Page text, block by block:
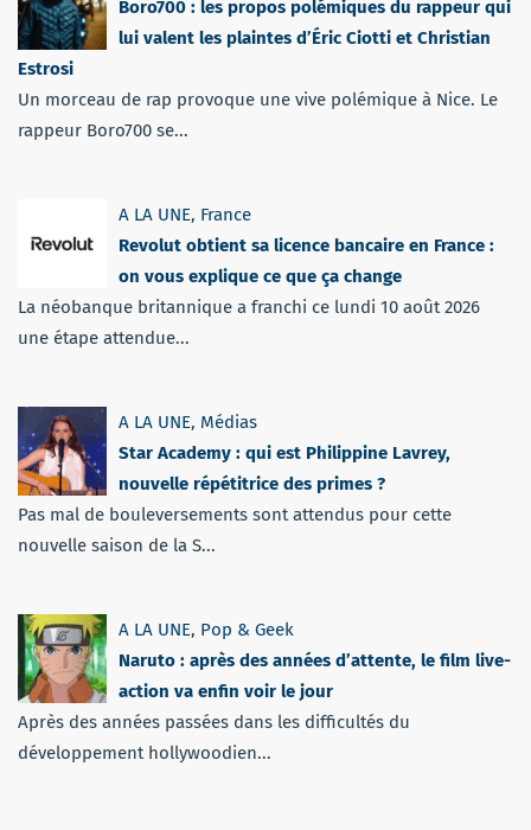
Boro700 : les propos polémiques du rappeur qui
lui valent les plaintes d’Éric Ciotti et Christian
Estrosi
Un morceau de rap provoque une vive polémique à Nice. Le
rappeur Boro700 se...
A LA UNE, France
Revolut obtient sa licence bancaire en France :
on vous explique ce que ça change
La néobanque britannique a franchi ce lundi 10 août 2026
une étape attendue...
A LA UNE, Médias
Star Academy : qui est Philippine Lavrey,
nouvelle répétitrice des primes ?
Pas mal de bouleversements sont attendus pour cette
nouvelle saison de la S...
A LA UNE, Pop & Geek
Naruto : après des années d’attente, le film live-
action va enfin voir le jour
Après des années passées dans les difficultés du
développement hollywoodien...